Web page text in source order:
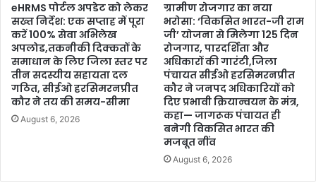
eHRMS पोर्टल अपडेट को लेकर
सख्त निर्देश: एक सप्ताह में पूरा
करें 100% सेवा अभिलेख
अपलोड,तकनीकी दिक्कतों के
समाधान के लिए जिला स्तर पर
तीन सदस्यीय सहायता दल
गठित, सीईओ हरसिमरनप्रीत
कौर ने तय की समय-सीमा
August 6, 2026
ग्रामीण रोजगार का नया
भरोसा: ‘विकसित भारत-जी राम
जी’ योजना से मिलेगा 125 दिन
रोजगार, पारदर्शिता और
अधिकारों की गारंटी,जिला
पंचायत सीईओ हरसिमरनप्रीत
कौर ने जनपद अधिकारियों को
दिए प्रभावी क्रियान्वयन के मंत्र,
कहा— जागरूक पंचायत ही
बनेगी विकसित भारत की
मजबूत नींव
August 6, 2026